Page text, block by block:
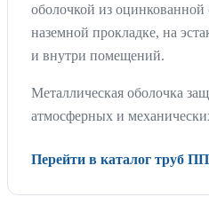
оболочкой из
наземной прокладке, на
и внутри помещений.
Металлическая оболочка
атмосферных и
Перейти в каталог труб